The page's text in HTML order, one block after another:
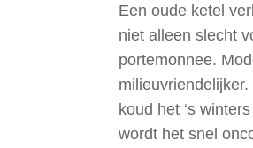
Een oude ketel
niet alleen slecht
portemonnee.
koud het ‘s
wordt het snel